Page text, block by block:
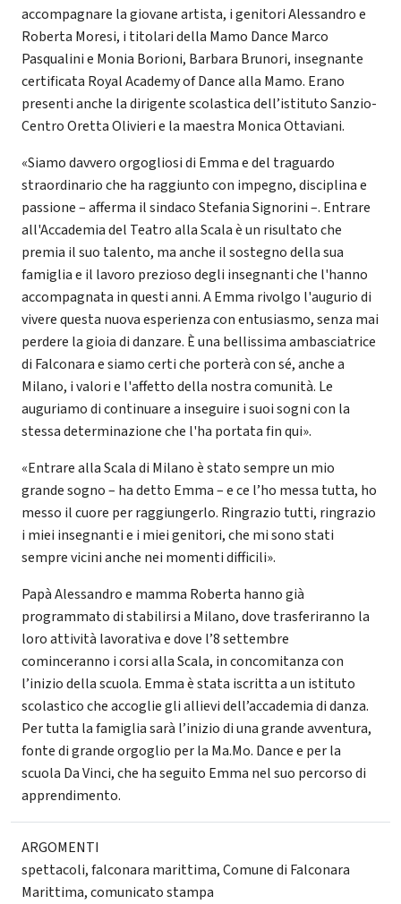
accompagnare la giovane artista, i genitori Alessandro e
Roberta Moresi, i titolari della Mamo Dance Marco
Pasqualini e Monia Borioni, Barbara Brunori, insegnante
certificata Royal Academy of Dance alla Mamo. Erano
presenti anche la dirigente scolastica dell’istituto Sanzio-
Centro Oretta Olivieri e la maestra Monica Ottaviani.
«Siamo davvero orgogliosi di Emma e del traguardo
straordinario che ha raggiunto con impegno, disciplina e
passione – afferma il sindaco Stefania Signorini –. Entrare
all'Accademia del Teatro alla Scala è un risultato che
premia il suo talento, ma anche il sostegno della sua
famiglia e il lavoro prezioso degli insegnanti che l'hanno
accompagnata in questi anni. A Emma rivolgo l'augurio di
vivere questa nuova esperienza con entusiasmo, senza mai
perdere la gioia di danzare. È una bellissima ambasciatrice
di Falconara e siamo certi che porterà con sé, anche a
Milano, i valori e l'affetto della nostra comunità. Le
auguriamo di continuare a inseguire i suoi sogni con la
stessa determinazione che l'ha portata fin qui».
«Entrare alla Scala di Milano è stato sempre un mio
grande sogno – ha detto Emma – e ce l’ho messa tutta, ho
messo il cuore per raggiungerlo. Ringrazio tutti, ringrazio
i miei insegnanti e i miei genitori, che mi sono stati
sempre vicini anche nei momenti difficili».
Papà Alessandro e mamma Roberta hanno già
programmato di stabilirsi a Milano, dove trasferiranno la
loro attività lavorativa e dove l’8 settembre
cominceranno i corsi alla Scala, in concomitanza con
l’inizio della scuola. Emma è stata iscritta a un istituto
scolastico che accoglie gli allievi dell’accademia di danza.
Per tutta la famiglia sarà l’inizio di una grande avventura,
fonte di grande orgoglio per la Ma.Mo. Dance e per la
scuola Da Vinci, che ha seguito Emma nel suo percorso di
apprendimento.
ARGOMENTI
spettacoli,falconara marittima,Comune di Falconara
Marittima,comunicato stampa